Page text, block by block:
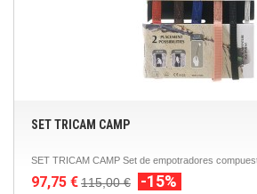
SET TRICAM CAMP
SET TRICAM CAMP Set de empotradores
97,75 €115,00 € -15%